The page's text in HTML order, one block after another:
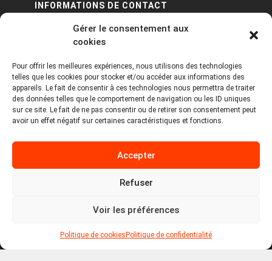
Gérer le consentement aux
cookies
Pour offrir les meilleures expériences, nous utilisons des technologies
telles que les cookies pour stocker et/ou accéder aux informations des
appareils. Le fait de consentir à ces technologies nous permettra de traiter
des données telles que le comportement de navigation ou les ID uniques
sur ce site. Le fait de ne pas consentir ou de retirer son consentement peut
avoir un effet négatif sur certaines caractéristiques et fonctions.
Accepter
Refuser
Voir les préférences
Politique de cookies Politique de confidentialité
INFORMATIONS DE CONTACT
PA Keneach Ouest - 5 rue de Belle-Île - 56400
contact@logiciels-etiquettes.com
09 71 37 25 93
Politique de cookies